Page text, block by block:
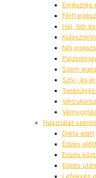
Emésztés
Férfi
Haj, bőr
Női
Szem
Szív- és
Használat szerint
Diéta alatt
Edzés
Edzés
Edzés
Lefekvés